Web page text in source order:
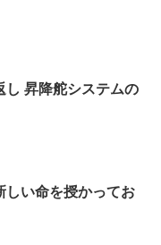
昇降舵システムの
しい命を授かってお